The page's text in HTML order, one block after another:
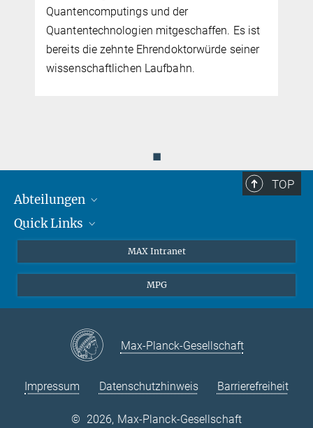
Quantencomputings und der
Quantentechnologien mitgeschaffen. Es ist
bereits die zehnte Ehrendoktorwürde seiner
wissenschaftlichen Laufbahn.
◼
TOP
Abteilungen
Attosekundenphysik
Quick Links
Kontakt
Instagram
MAX Intranet
MPG
Max-Planck-Gesellschaft
Impressum Datenschutzhinweis Barrierefreiheit
© 2026, Max-Planck-Gesellschaft